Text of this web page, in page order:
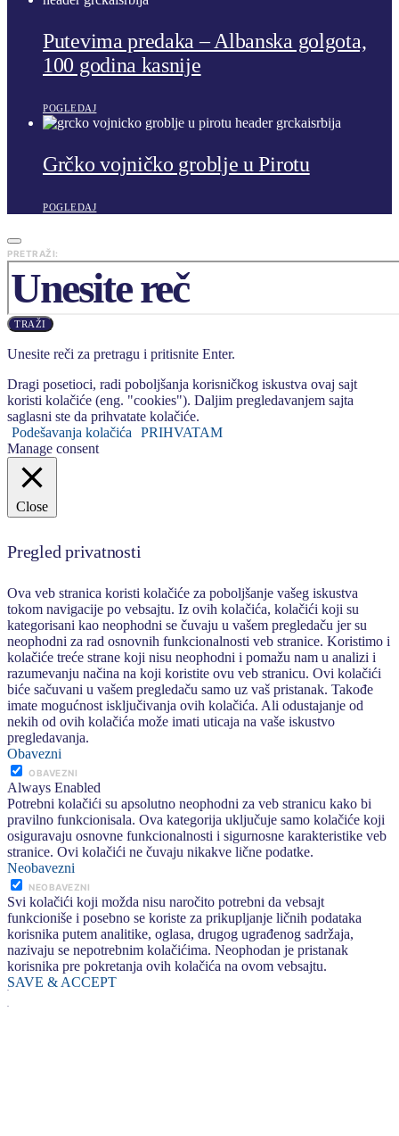
Putevima predaka – Albanska golgota,
100 godina kasnije
POGLEDAJ
Grčko vojničko groblje u Pirotu
POGLEDAJ
PRETRAŽI:
TRAŽI
Unesite reči za pretragu i pritisnite Enter.
Dragi posetioci, radi poboljšanja korisničkog iskustva ovaj sajt
koristi kolačiće (eng. "cookies"). Daljim pregledavanjem sajta
saglasni ste da prihvatate kolačiće.
Podešavanja kolačića
PRIHVATAM
Manage consent
Close
Pregled privatnosti
Ova veb stranica koristi kolačiće za poboljšanje vašeg iskustva
tokom navigacije po vebsajtu. Iz ovih kolačića, kolačići koji su
kategorisani kao neophodni se čuvaju u vašem pregledaču jer su
neophodni za rad osnovnih funkcionalnosti veb stranice. Koristimo i
kolačiće treće strane koji nisu neophodni i pomažu nam u analizi i
razumevanju načina na koji koristite ovu veb stranicu. Ovi kolačići
biće sačuvani u vašem pregledaču samo uz vaš pristanak. Takođe
imate mogućnost isključivanja ovih kolačića. Ali odustajanje od
nekih od ovih kolačića može imati uticaja na vaše iskustvo
pregledavanja.
Obavezni
OBAVEZNI
Always Enabled
Potrebni kolačići su apsolutno neophodni za veb stranicu kako bi
pravilno funkcionisala. Ova kategorija uključuje samo kolačiće koji
osiguravaju osnovne funkcionalnosti i sigurnosne karakteristike veb
stranice. Ovi kolačići ne čuvaju nikakve lične podatke.
Neobavezni
NEOBAVEZNI
Svi kolačići koji možda nisu naročito potrebni da vebsajt
funkcioniše i posebno se koriste za prikupljanje ličnih podataka
korisnika putem analitike, oglasa, drugog ugrađenog sadržaja,
nazivaju se nepotrebnim kolačićima. Neophodan je pristanak
korisnika pre pokretanja ovih kolačića na ovom vebsajtu.
SAVE & ACCEPT